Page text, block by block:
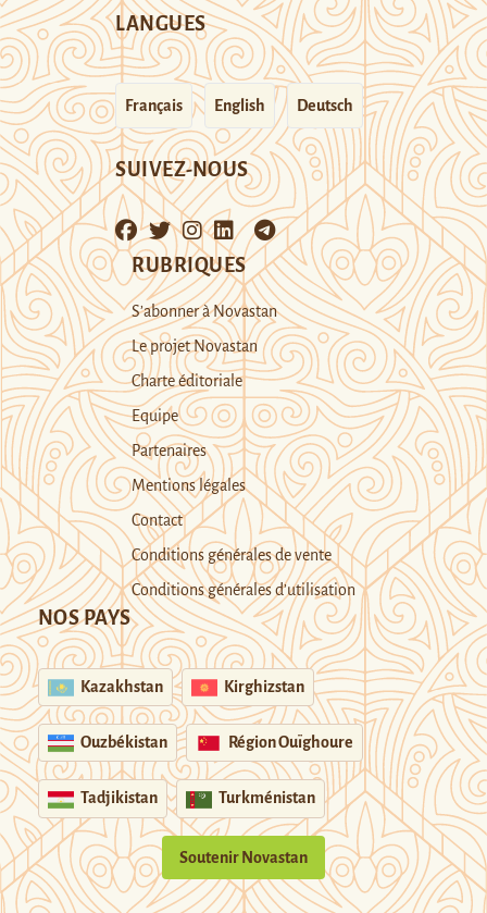
LANGUES
Français English Deutsch
SUIVEZ-NOUS
RUBRIQUES
S’abonner à Novastan
Le projet Novastan
Charte éditoriale
Equipe
Partenaires
Mentions légales
Contact
Conditions générales de vente
Conditions générales d’utilisation
NOS PAYS
Kazakhstan Kirghizstan
Ouzbékistan Région Ouïghoure
Tadjikistan Turkménistan
Soutenir Novastan